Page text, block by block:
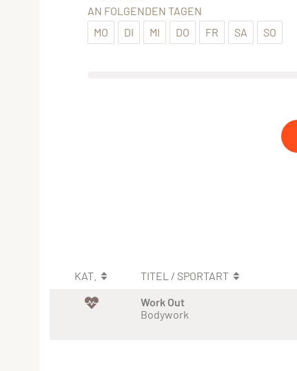
AN FOLGENDEN TAGEN
MO
DI MI DO FR SA SO
KAT. TITEL / SPORTART
Work Out
Bodywork